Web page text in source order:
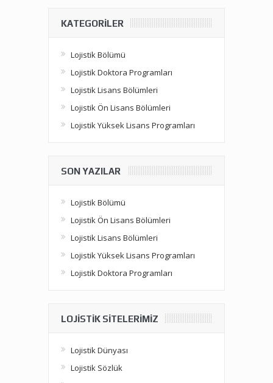
KATEGORILER
Lojistik Bölümü
Lojistik Doktora Programları
Lojistik Lisans Bölümleri
Lojistik Ön Lisans Bölümleri
Lojistik Yüksek Lisans Programları
SON YAZILAR
Lojistik Bölümü
Lojistik Ön Lisans Bölümleri
Lojistik Lisans Bölümleri
Lojistik Yüksek Lisans Programları
Lojistik Doktora Programları
LOJISTIK SITELERIMIZ
Lojistik Dünyası
Lojistik Sözlük